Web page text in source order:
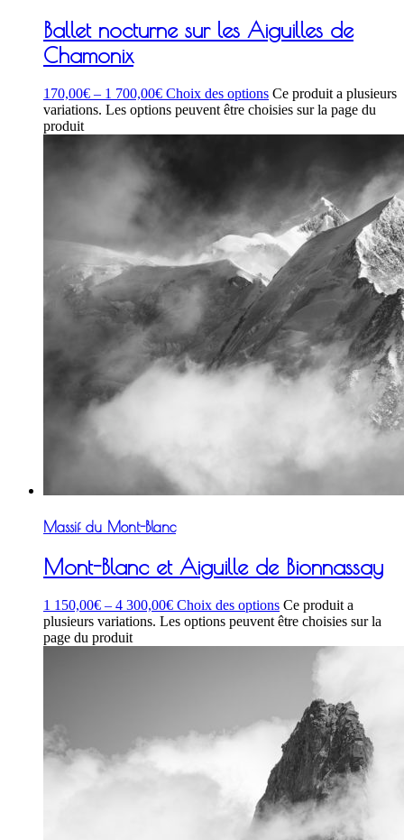
Ballet nocturne sur les Aiguilles de
Chamonix
170,00€ – 1 700,00€ Choix des options Ce produit a plusieurs
variations. Les options peuvent être choisies sur la page du
produit
Massif du Mont-Blanc
Mont-Blanc et Aiguille de Bionnassay
1 150,00€ – 4 300,00€ Choix des options Ce produit a
plusieurs variations. Les options peuvent être choisies sur la
page du produit